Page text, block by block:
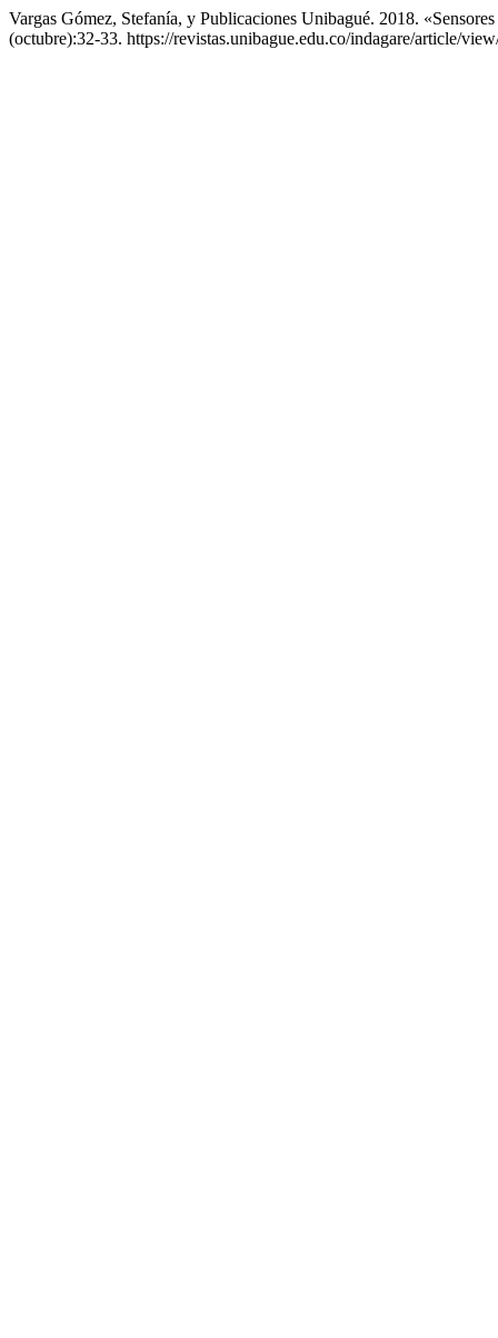
Vargas Gómez, Stefanía, y Publicaciones Unibagué. 2018.
(octubre):32-33. https://revistas.unibague.edu.co/indagare/article/